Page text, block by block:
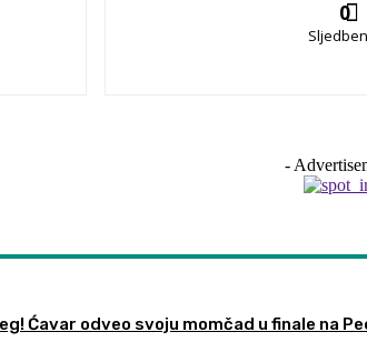
0
-
Ćavar odveo svoju momčad u finale na